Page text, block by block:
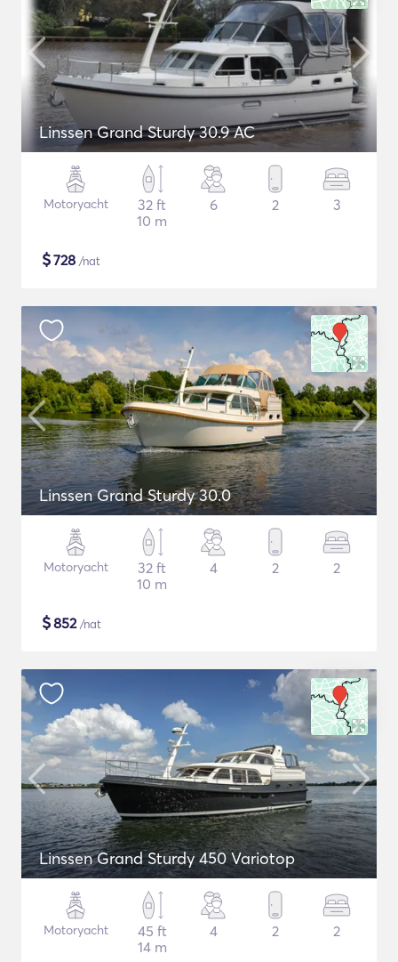
Linssen Grand Sturdy 30.9 AC
Motoryacht
32 ft
10 m
6 2 3
$728 /nat
Linssen Grand Sturdy 30.0
Motoryacht
32 ft
10 m
4 2 2
$852/nat
Linssen Grand Sturdy 450 Variotop
Motoryacht
45 ft
14 m
4 2 2